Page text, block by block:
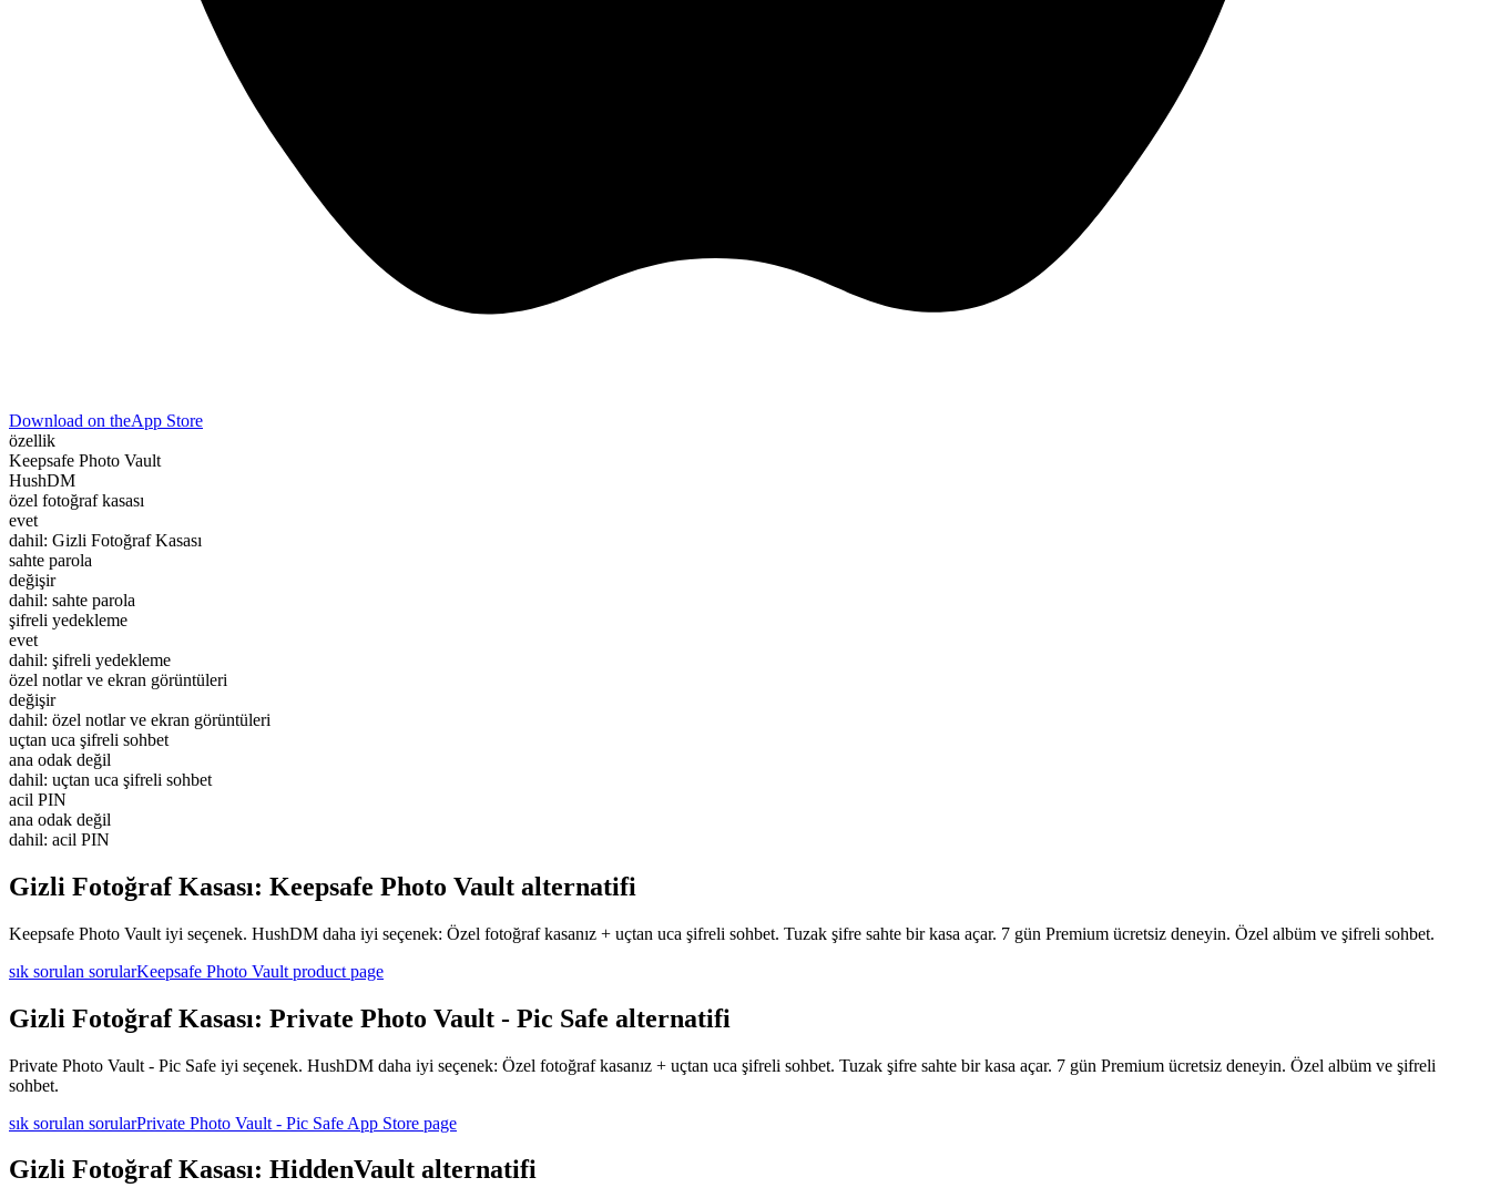
Download on theApp Store
özellik
Keepsafe Photo Vault
HushDM
özel fotoğraf kasası
evet
dahil: Gizli Fotoğraf Kasası
sahte parola
değişir
dahil: sahte parola
şifreli yedekleme
evet
dahil: şifreli yedekleme
özel notlar ve ekran görüntüleri
değişir
dahil: özel notlar ve ekran görüntüleri
uçtan uca şifreli sohbet
ana odak değil
dahil: uçtan uca şifreli sohbet
acil PIN
ana odak değil
dahil: acil PIN
Gizli Fotoğraf Kasası: Keepsafe Photo Vault alternatifi
Keepsafe Photo Vault iyi seçenek. HushDM daha iyi seçenek: Özel fotoğraf kasanız + uçtan uca şifreli sohbet. Tuzak şifre sahte bir kasa açar. 7 gün Premium ücretsiz deneyin. Özel albüm ve şifreli sohbet.
sık sorulan sorularKeepsafe Photo Vault product page
Gizli Fotoğraf Kasası: Private Photo Vault - Pic Safe alternatifi
Private Photo Vault - Pic Safe iyi seçenek. HushDM daha iyi seçenek: Özel fotoğraf kasanız + uçtan uca şifreli sohbet. Tuzak şifre sahte bir kasa açar. 7 gün Premium ücretsiz deneyin. Özel albüm ve şifreli
sohbet.
sık sorulan sorularPrivate Photo Vault - Pic Safe App Store page
Gizli Fotoğraf Kasası: HiddenVault alternatifi